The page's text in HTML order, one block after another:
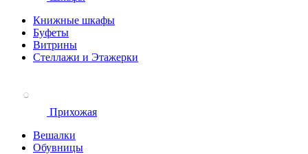
Книжные шкафы
Буфеты
Витрины
Стеллажи и Этажерки
Прихожая
Вешалки
Обувницы